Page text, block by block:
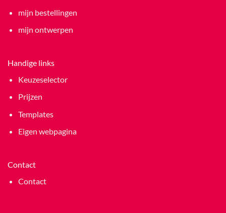
mijn bestellingen
mijn ontwerpen
Handige links
Keuzeselector
Prijzen
Templates
Eigen webpagina
Contact
Contact